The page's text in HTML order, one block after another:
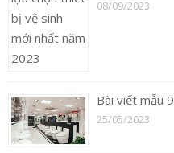
08/09/2023
Bài viết mẫu 9
25/05/2023